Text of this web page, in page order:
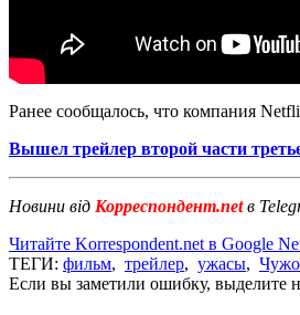
Ранее сообщалось, что компания
Вышел трейлер второй части
Новини від Корреспондент.netв
Читайте Korrespondent.net в Google
ТЕГИ: фильм, трейлер, ужасы,
Если вы заметили ошибку, выделите